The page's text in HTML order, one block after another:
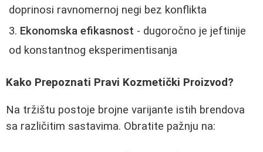
doprinosi ravnomernoj negi bez konflikta
Ekonomska efikasnost - dugoročno je jeftinije
od konstantnog eksperimentisanja
Kako Prepoznati Pravi Kozmetički Proizvod?
Na tržištu postoje brojne varijante istih brendova
sa različitim sastavima. Obratite pažnju na: